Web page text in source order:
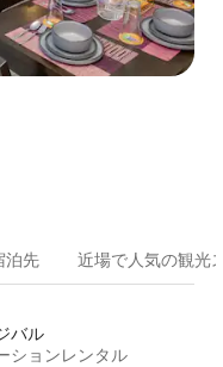
泊⁠先 近場で人気の観光
バル
ションレンタル